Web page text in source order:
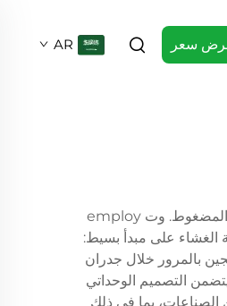
سعر AR
تمثل أنظمة مولدات النيتروجين الغشائية حلاً متطورًا لإنتاج النيتروجين في الموقع، حيث تستخدم تقنية متقدمة للاختراق الانتقائي لفصل النيتروجين من الهواء المضغوط. وت employ
الغشاء على مبدأ بسيط:
بالمرور خلال جدران
و99.9٪، حسب متطلبات التطبيق المحددة. ويتضمن التصميم الوحداتي
الصناعات، بما في ذلك